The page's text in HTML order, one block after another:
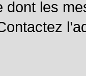
dont les